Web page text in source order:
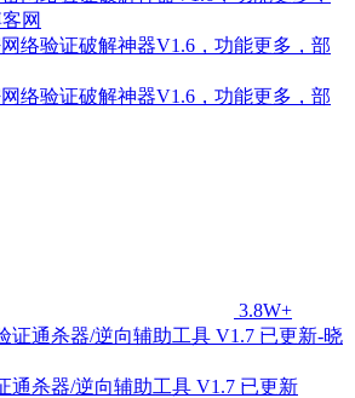
络验证破解神器V1.6，功能更多，部
络验证破解神器V1.6，功能更多，部
3.8W+
通杀器/逆向辅助工具 V1.7 已更新